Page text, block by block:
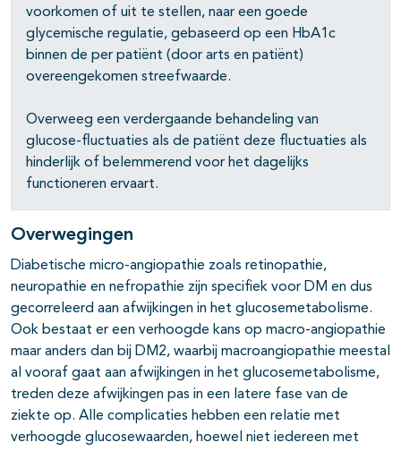
open- en dichtklappen
voorkomen of uit te stellen, naar een goede
glycemische regulatie, gebaseerd op een HbA1c
binnen de per patiënt (door arts en patiënt)
overeengekomen streefwaarde.
Overweeg een verdergaande behandeling van
glucose-fluctuaties als de patiënt deze fluctuaties als
hinderlijk of belemmerend voor het dagelijks
functioneren ervaart.
Overwegingen
Diabetische micro-angiopathie zoals retinopathie,
neuropathie en nefropathie zijn specifiek voor DM en dus
gecorreleerd aan afwijkingen in het glucosemetabolisme.
Ook bestaat er een verhoogde kans op macro-angiopathie
maar anders dan bij DM2, waarbij macroangiopathie meestal
al vooraf gaat aan afwijkingen in het glucosemetabolisme,
treden deze afwijkingen pas in een latere fase van de
ziekte op. Alle complicaties hebben een relatie met
verhoogde glucosewaarden, hoewel niet iedereen met